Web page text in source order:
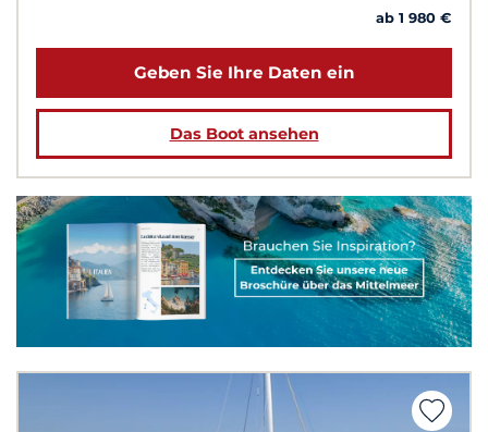
ab 1 980 €
Geben Sie Ihre Daten ein
Das Boot ansehen